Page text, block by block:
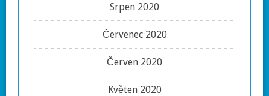
Srpen 2020
Červenec 2020
Červen 2020
Květen 2020